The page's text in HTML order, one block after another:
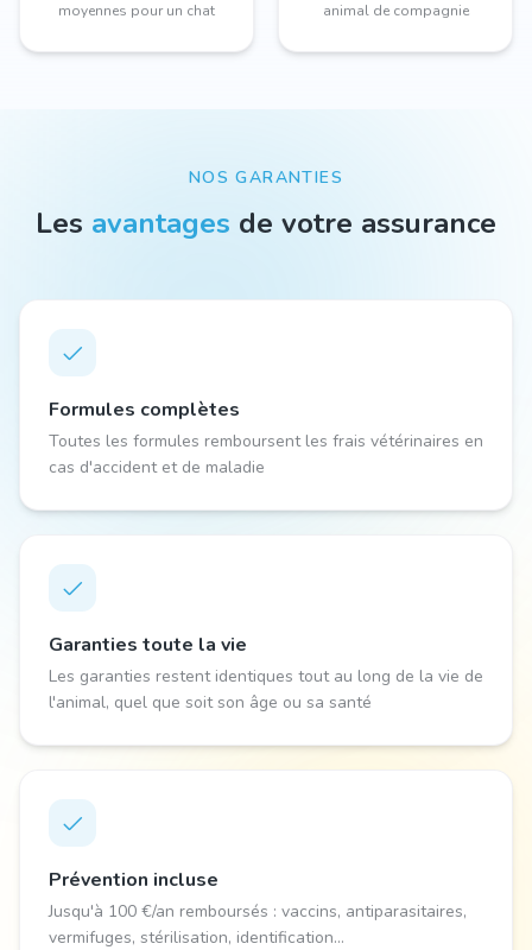
moyennes pour un chat
animal de compagnie
NOS GARANTIES
Les avantages de votre assurance
Formules complètes
Toutes les formules remboursent les frais vétérinaires en
cas d'accident et de maladie
Garanties toute la vie
Les garanties restent identiques tout au long de la vie de
l'animal, quel que soit son âge ou sa santé
Prévention incluse
Jusqu'à 100 €/an remboursés : vaccins, antiparasitaires,
vermifuges, stérilisation, identification...